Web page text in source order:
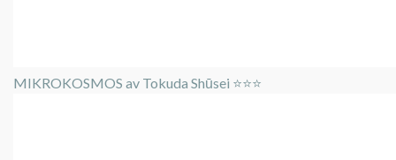
MIKROKOSMOS av Tokuda Shūsei ⭐️⭐️⭐️